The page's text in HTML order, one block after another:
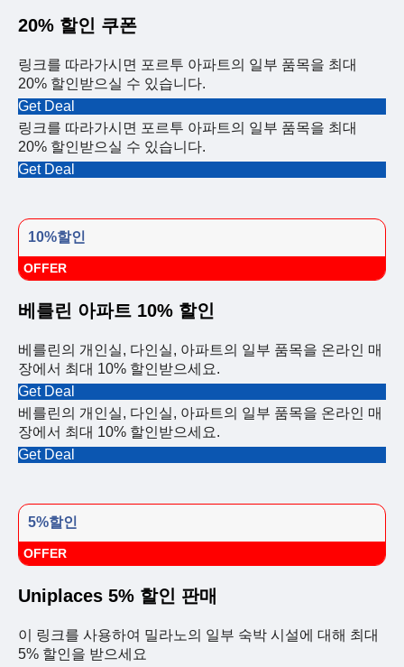
20% 할인 쿠폰
링크를 따라가시면 포르투 아파트의 일부 품목을 최대
20% 할인받으실 수 있습니다.
Get Deal
링크를 따라가시면 포르투 아파트의 일부 품목을 최대
20% 할인받으실 수 있습니다.
Get Deal
10%할인
OFFER
베를린 아파트 10% 할인
베를린의 개인실, 다인실, 아파트의 일부 품목을 온라인 매
장에서 최대 10% 할인받으세요.
Get Deal
베를린의 개인실, 다인실, 아파트의 일부 품목을 온라인 매
장에서 최대 10% 할인받으세요.
Get Deal
5%할인
OFFER
Uniplaces 5% 할인 판매
이 링크를 사용하여 밀라노의 일부 숙박 시설에 대해 최대
5% 할인을 받으세요